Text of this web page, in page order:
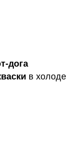
дога
в холоде